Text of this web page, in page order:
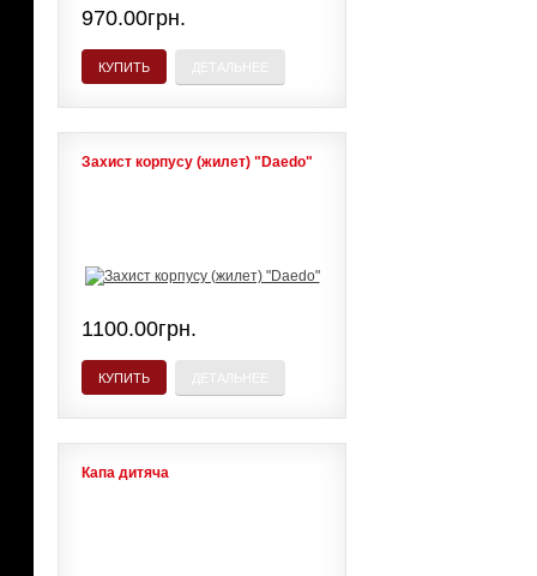
970.00грн.
КУПИТЬ
Захист корпусу (жилет) "Daedo"
1100.00грн.
КУПИТЬ
Капа дитяча